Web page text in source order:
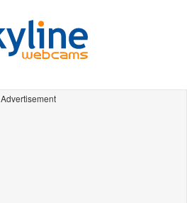
Advertisement